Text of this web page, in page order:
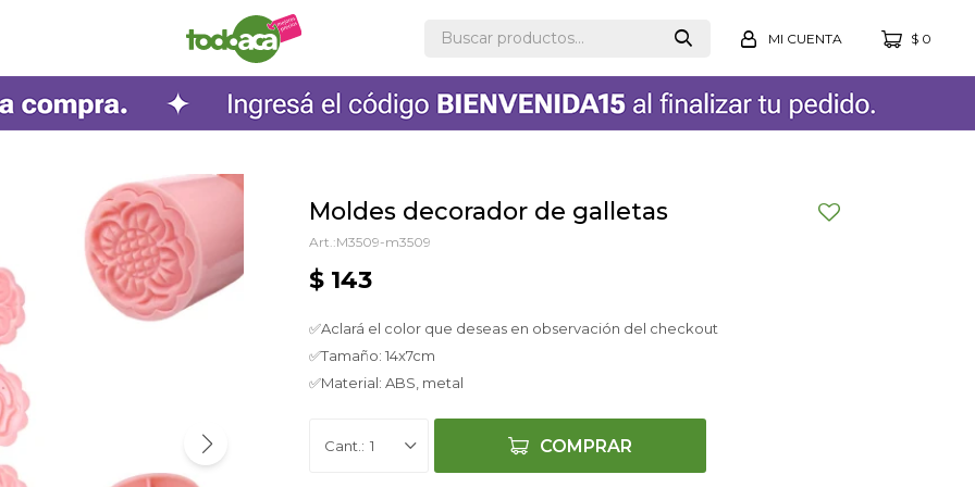
$ 0
Moldes decorador de galletas
M3509-m3509
$ 143
✅Aclará el color que deseas en observación del checkout
✅Tamaño: 14x7cm
✅Material: ABS, metal
1 COMPRAR